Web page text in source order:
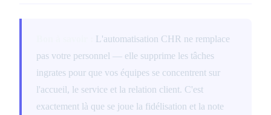
L'automatisation CHR ne remplace
pas votre personnel — elle supprime les tâches
ingrates pour que vos équipes se concentrent sur
l'accueil, le service et la relation client. C'est
exactement là que se joue la fidélisation et la note